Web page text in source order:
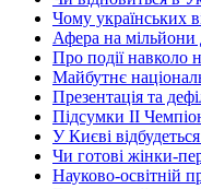
Чому українських
Афера на
Про події навколо
Майбутнє
Презентація та
Підсумки ІІ
У Києві
Чи готові жінки-
Науково-освітній